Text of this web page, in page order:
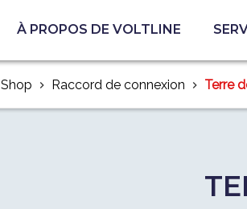
À PROPOS DE VOLTLINE
Shop chevron_right Raccord de connexion chevron_right Terre